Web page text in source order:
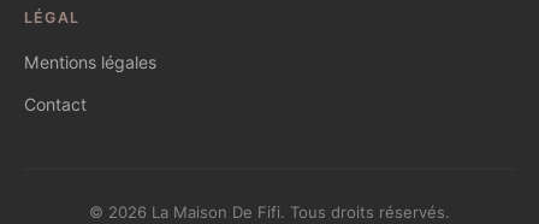
LÉGAL
Mentions légales
Contact
© 2026 La Maison De Fifi. Tous droits réservés.